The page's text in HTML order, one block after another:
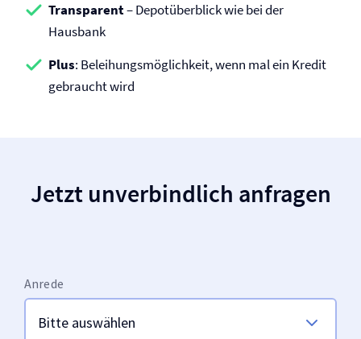
Transparent– Depotüberblick wie bei der
Hausbank
Plus: Beleihungsmöglichkeit, wenn mal ein Kredit
gebraucht wird
Jetzt unverbindlich anfragen